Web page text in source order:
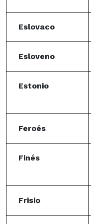
Eslovaco
Esloveno
Estonio
Feroés
Finés
Frisio